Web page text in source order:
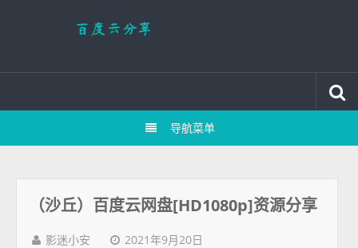
导航菜单
（沙丘）百度云网盘[HD1080p]资源分享
影迷小安 2021年9月20日